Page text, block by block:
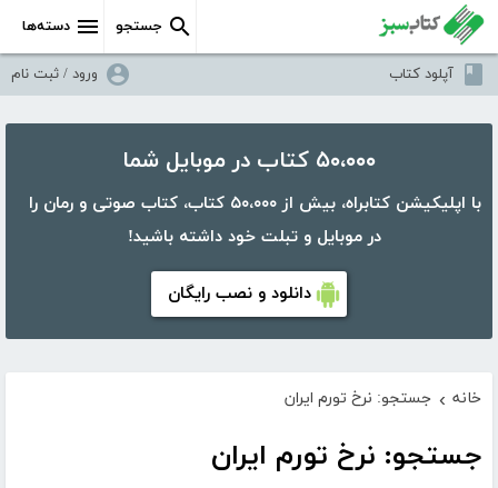
دسته‌ها جستجو
آپلود کتاب ورود / ثبت نام
۵۰،۰۰۰ کتاب در موبایل شما
با اپلیکیشن کتابراه، بیش از ۵۰،۰۰۰ کتاب، کتاب صوتی و رمان را
در موبایل و تبلت خود داشته باشید!
دانلود و نصب رایگان
خانه › جستجو: نرخ تورم ایران
جستجو: نرخ تورم ایران